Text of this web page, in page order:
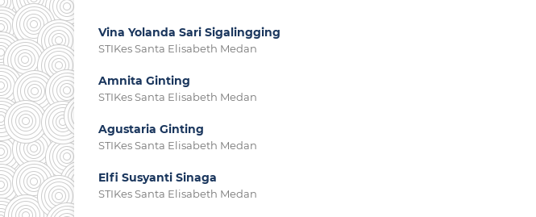
Vina Yolanda Sari Sigalingging
STIKes Santa Elisabeth Medan
Amnita Ginting
STIKes Santa Elisabeth Medan
Agustaria Ginting
STIKes Santa Elisabeth Medan
Elfi Susyanti Sinaga
STIKes Santa Elisabeth Medan